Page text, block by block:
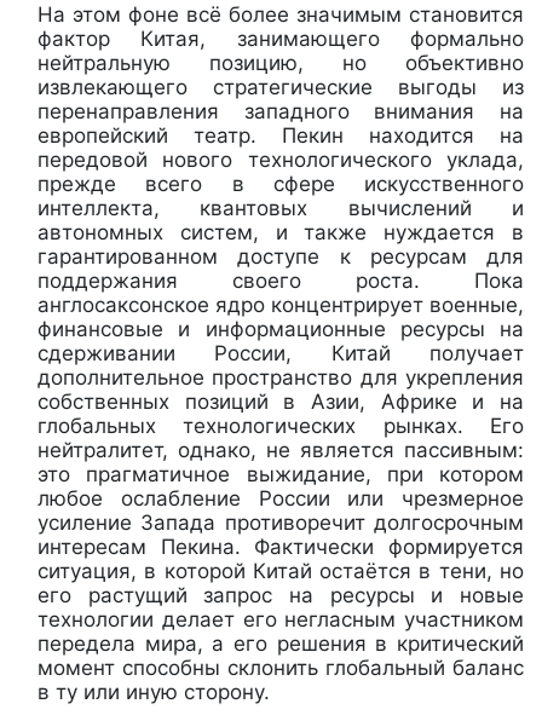
На этом фоне всё более значимым становится
фактор Китая, занимающего формально
нейтральную позицию, но объективно
извлекающего стратегические выгоды из
перенаправления западного внимания на
европейский театр. Пекин находится на
передовой нового технологического уклада,
прежде всего в сфере искусственного
интеллекта, квантовых вычислений и
автономных систем, и также нуждается в
гарантированном доступе к ресурсам для
поддержания своего роста. Пока
англосаксонское ядро концентрирует военные,
финансовые и информационные ресурсы на
сдерживании России, Китай получает
дополнительное пространство для укрепления
собственных позиций в Азии, Африке и на
глобальных технологических рынках. Его
нейтралитет, однако, не является пассивным:
это прагматичное выжидание, при котором
любое ослабление России или чрезмерное
усиление Запада противоречит долгосрочным
интересам Пекина. Фактически формируется
ситуация, в которой Китай остаётся в тени, но
его растущий запрос на ресурсы и новые
технологии делает его негласным участником
передела мира, а его решения в критический
момент способны склонить глобальный баланс
в ту или иную сторону.